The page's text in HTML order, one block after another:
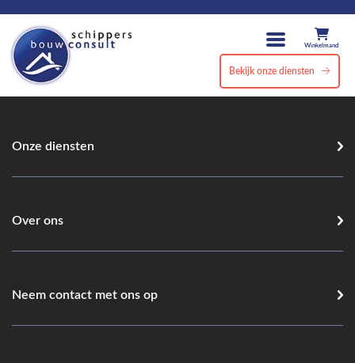
Winkelmand
Bekijk onze diensten
Onze diensten
Over ons
Neem contact met ons op